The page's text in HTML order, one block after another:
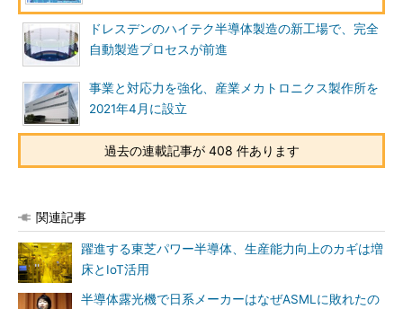
ドレスデンのハイテク半導体製造の新工場で、完全
自動製造プロセスが前進
事業と対応力を強化、産業メカトロニクス製作所を
2021年4月に設立
過去の連載記事が 408 件あります
関連記事
躍進する東芝パワー半導体、生産能力向上のカギは増
床とIoT活用
半導体露光機で日系メーカーはなぜASMLに敗れたの